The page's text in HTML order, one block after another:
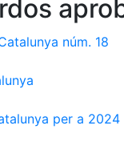
núm. 18
per a 2024